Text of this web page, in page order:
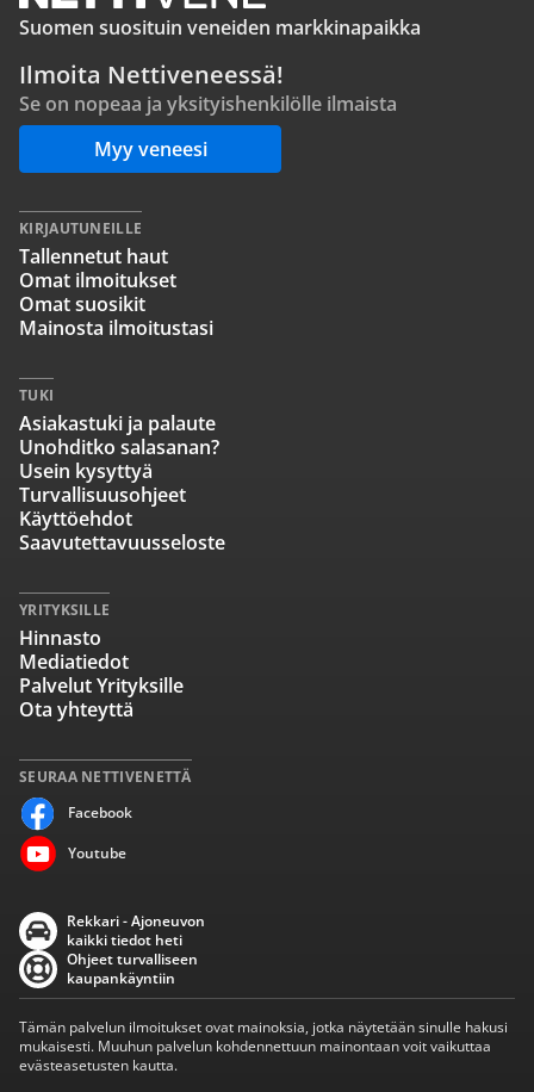
Suomen suosituin veneiden markkinapaikka
Ilmoita Nettiveneessä!
Se on nopeaa ja yksityishenkilölle ilmaista
Myy veneesi
SEURAA NETTIVENETTÄ
Facebook
Youtube
KIRJAUTUNEILLE
Tallennetut haut
Omat ilmoitukset
Omat suosikit
Mainosta ilmoitustasi
TUKI
Asiakastuki ja palaute
Unohditko salasanan?
Usein kysyttyä
Turvallisuusohjeet
Käyttöehdot
Saavutettavuusseloste
YRITYKSILLE
Hinnasto
Mediatiedot
Palvelut Yrityksille
Ota yhteyttä
Rekkari - Ajoneuvon
kaikki tiedot heti
Ohjeet turvalliseen
kaupankäyntiin
Tämän palvelun ilmoitukset ovat mainoksia, jotka näytetään sinulle hakusi
mukaisesti. Muuhun palvelun kohdennettuun mainontaan voit vaikuttaa
evästeasetusten kautta.